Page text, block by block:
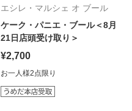
エシレ・マルシェ オ ブール
ケーク・パニエ・ブール＜8月
21日店頭受け取り＞
¥2,700
お一人様2点限り